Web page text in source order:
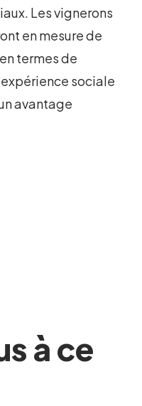
Les vignerons
en mesure de
termes de
sociale
avantage
à ce